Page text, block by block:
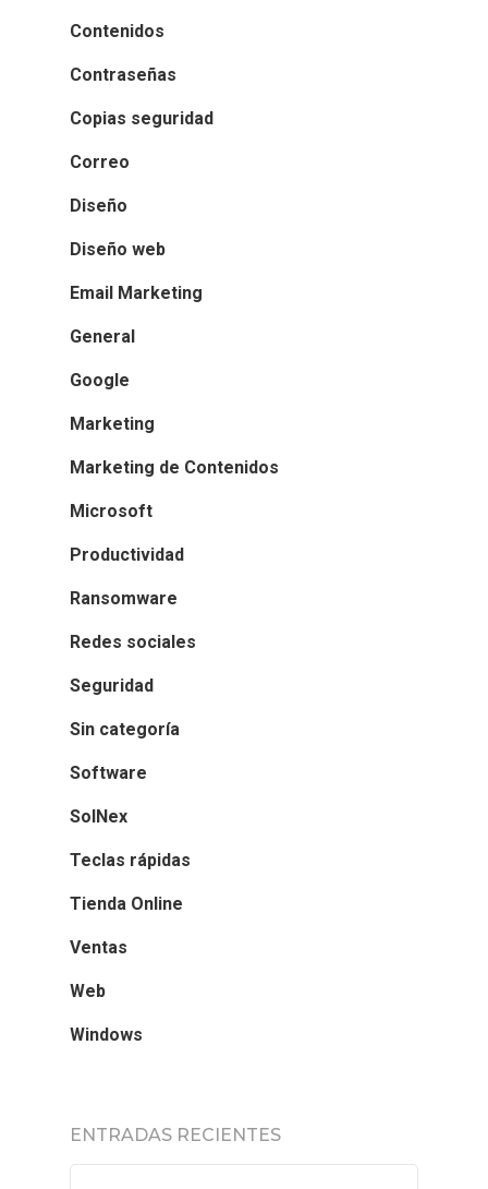
Contenidos
Contraseñas
Copias seguridad
Correo
Diseño
Diseño web
Email Marketing
General
Google
Marketing
Marketing de Contenidos
Microsoft
Productividad
Ransomware
Redes sociales
Seguridad
Sin categoría
Software
SolNex
Teclas rápidas
Tienda Online
Ventas
Web
Windows
ENTRADAS RECIENTES